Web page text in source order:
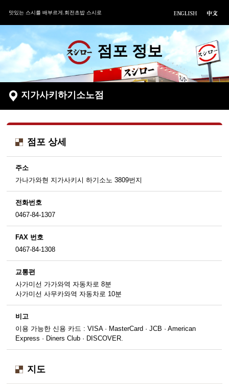
맛있는 스시를 배부르게.회전초밥 스시로
점포 정보
지가사키하기소노점
점포 상세
주소
가나가와현 지가사키시 하기소노 3809번지
전화번호
0467-84-1307
FAX 번호
0467-84-1308
교통편
사가미선 가가와역 자동차로 8분
사가미선 사무카와역 자동차로 10분
비고
이용 가능한 신용 카드 : VISA · MasterCard · JCB · American
Express · Diners Club · DISCOVER.
지도